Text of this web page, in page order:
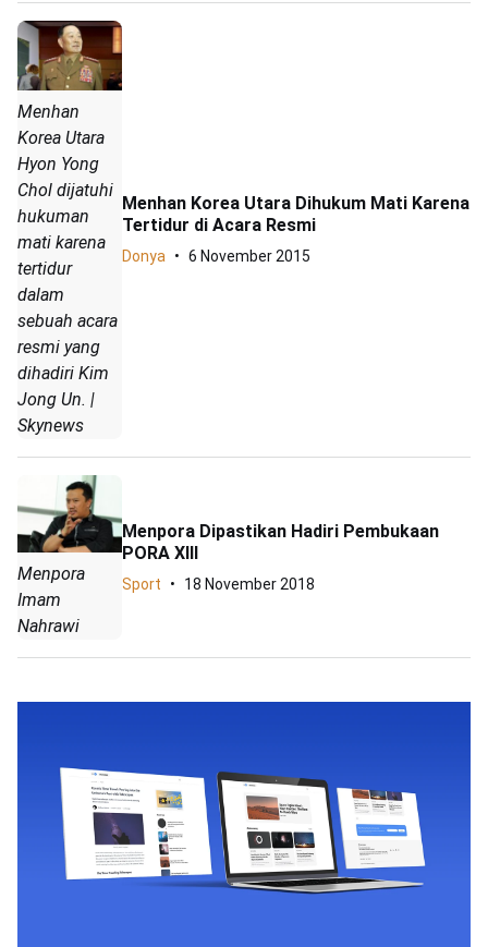
Menhan
Korea Utara
Hyon Yong
Chol dijatuhi
hukuman
mati karena
tertidur
dalam
sebuah acara
resmi yang
dihadiri Kim
Jong Un. |
Skynews
Menhan Korea Utara Dihukum Mati Karena
Tertidur di Acara Resmi
Donya 6 November 2015
Menpora
Imam
Nahrawi
Menpora Dipastikan Hadiri Pembukaan
PORA XIII
Sport 18 November 2018